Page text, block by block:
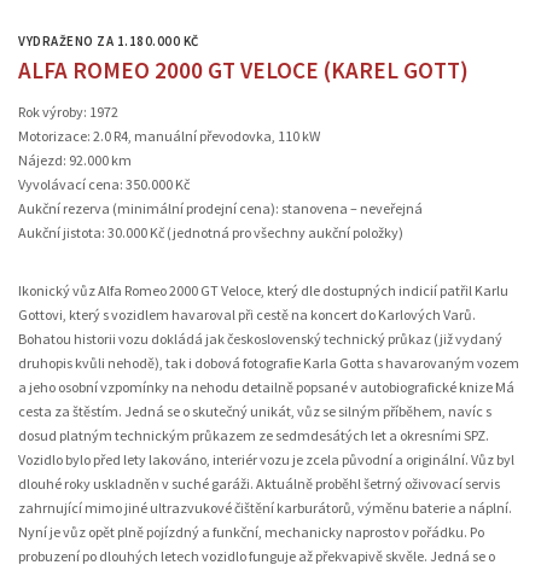
VYDRAŽENO ZA 1.180.000 KČ
ALFA ROMEO 2000 GT VELOCE (KAREL GOTT)
Rok výroby: 1972
Motorizace: 2.0 R4, manuální převodovka, 110 kW
Nájezd: 92.000 km
Vyvolávací cena: 350.000 Kč
Aukční rezerva (minimální prodejní cena): stanovena – neveřejná
Aukční jistota: 30.000 Kč (jednotná pro všechny aukční položky)
Ikonický vůz Alfa Romeo 2000 GT Veloce, který dle dostupných indicií patřil Karlu
Gottovi, který s vozidlem havaroval při cestě na koncert do Karlových Varů.
Bohatou historii vozu dokládá jak československý technický průkaz (již vydaný
druhopis kvůli nehodě), tak i dobová fotografie Karla Gotta s havarovaným vozem
a jeho osobní vzpomínky na nehodu detailně popsané v autobiografické knize Má
cesta za štěstím. Jedná se o skutečný unikát, vůz se silným příběhem, navíc s
dosud platným technickým průkazem ze sedmdesátých let a okresními SPZ.
Vozidlo bylo před lety lakováno, interiér vozu je zcela původní a originální. Vůz byl
dlouhé roky uskladněn v suché garáži. Aktuálně proběhl šetrný oživovací servis
zahrnující mimo jiné ultrazvukové čištění karburátorů, výměnu baterie a náplní.
Nyní je vůz opět plně pojízdný a funkční, mechanicky naprosto v pořádku. Po
probuzení po dlouhých letech vozidlo funguje až překvapivě skvěle. Jedná se o